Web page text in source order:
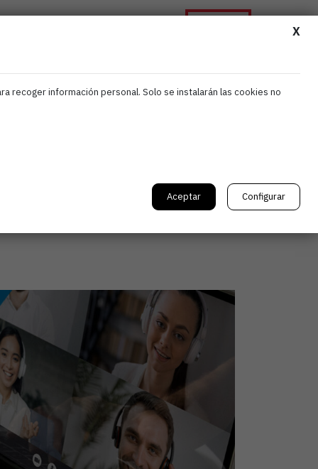
laboral:
X
recoger información personal. Solo se instalarán las cookies no
Aceptar Configurar